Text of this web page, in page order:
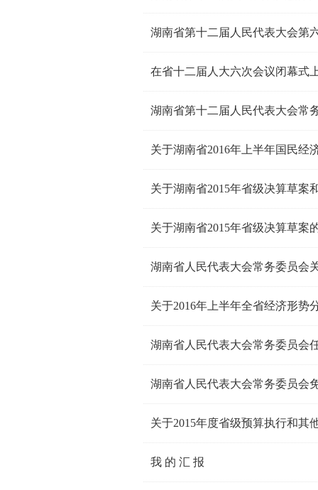
湖南省第十二届人民代表大会第
在省十二届人大六次会议闭幕式
湖南省第十二届人民代表大会常
关于湖南省2016年上半年国民经
关于湖南省2015年省级决算草案
关于湖南省2015年省级决算草案
湖南省人民代表大会常务委员会
关于2016年上半年全省经济形势
湖南省人民代表大会常务委员会
湖南省人民代表大会常务委员会
关于2015年度省级预算执行和其
我 的 汇 报